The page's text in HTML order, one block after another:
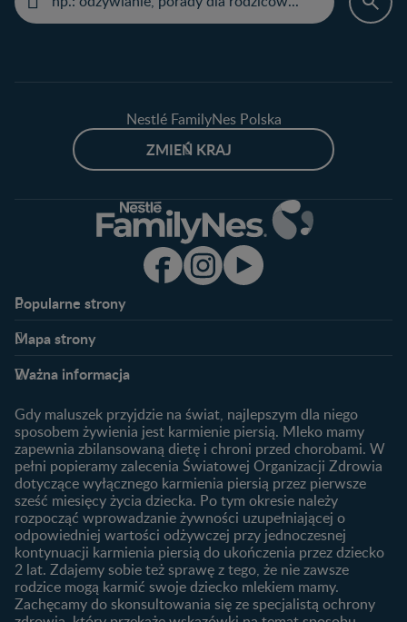
Nestlé FamilyNes Polska
ZMIEŃ KRAJ
Popularne strony​
Kontakt
FAQ
Produkty
Wyszukiwarka produktów
Nasze marki
Mapa strony​
Plamienie implantacyjne –
Jak zaplanować płeć
dziecka?
Jak rozpoznać dni płodne?
Badania przed ciążą
Planowanie urlopu
macierzyńskiego
1. trymestr ciąży
2. trymestr ciąży
3. trymestr ciąży
Rozwój dziecka
Kalendarz rozwoju dziecka
Skoki rozwojowe
Żywienie dziecka
10 sposobów jak poprawić
laktację
Ważna informacja
Gdy maluszek przyjdzie na świat, najlepszym dla niego
sposobem żywienia jest karmienie piersią. Mleko mamy
zapewnia zbilansowaną dietę i chroni przed chorobami. W
pełni popieramy zalecenia Światowej Organizacji Zdrowia
dotyczące wyłącznego karmienia piersią przez pierwsze
sześć miesięcy życia dziecka. Po tym okresie należy
rozpocząć wprowadzanie żywności uzupełniającej o
odpowiedniej wartości odżywczej przy jednoczesnej
kontynuacji karmienia piersią do ukończenia przez dziecko
2 lat. Zdajemy sobie też sprawę z tego, że nie zawsze
rodzice mogą karmić swoje dziecko mlekiem mamy.
Zachęcamy do skonsultowania się ze specjalistą ochrony